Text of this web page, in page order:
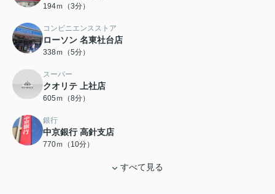
194ｍ（3分）
コンビニエンスストア
ローソン 名東社台店
338ｍ（5分）
スーパー
クオリテ 上社店
605ｍ（8分）
銀行
中京銀行 高針支店
770ｍ（10分）
すべて見る